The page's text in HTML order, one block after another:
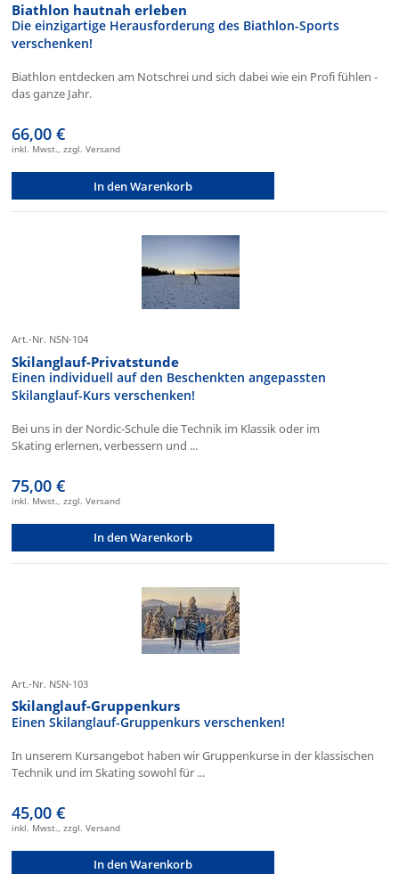
Biathlon hautnah erleben
Die einzigartige Herausforderung des Biathlon-Sports
verschenken!
Biathlon entdecken am Notschrei und sich dabei wie ein Profi fühlen -
das ganze Jahr.
66,00 €
inkl. Mwst., zzgl. Versand
In den Warenkorb
Art.-Nr. NSN-104
Skilanglauf-Privatstunde
Einen individuell auf den Beschenkten angepassten
Skilanglauf-Kurs verschenken!
Bei uns in der Nordic-Schule die Technik im Klassik oder im
Skating erlernen, verbessern und ...
75,00 €
inkl. Mwst., zzgl. Versand
In den Warenkorb
Art.-Nr. NSN-103
Skilanglauf-Gruppenkurs
Einen Skilanglauf-Gruppenkurs verschenken!
In unserem Kursangebot haben wir Gruppenkurse in der klassischen
Technik und im Skating sowohl für ...
45,00 €
inkl. Mwst., zzgl. Versand
In den Warenkorb